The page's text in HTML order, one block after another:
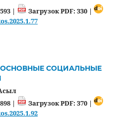
|
Загрузок PDF: 330 |
ОСНОВНЫЕ СОЦИАЛЬНЫЕ
|
Загрузок PDF: 370 |